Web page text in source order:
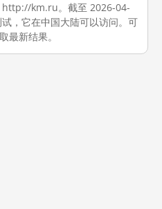
http://km.ru。截至 2026-04-
，它在中国大陆可以访问。可
最新结果。